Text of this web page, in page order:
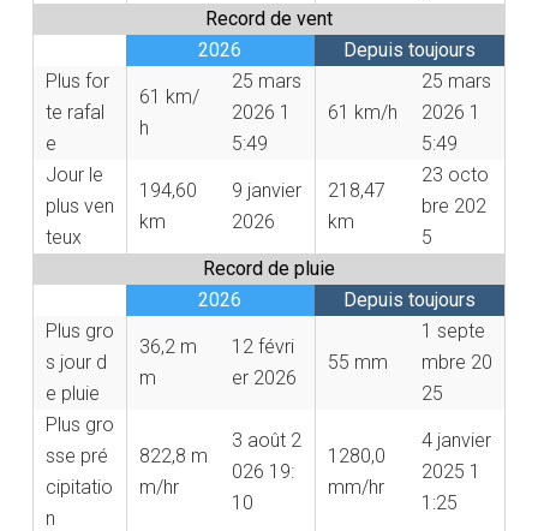
Record de vent
2026
Depuis toujours
Plus for
te rafal
e
61 km/
h
25 mars
2026 1
5:49
61 km/h
25 mars
2026 1
5:49
Jour le
plus ven
teux
194,60
km
9 janvier
2026
218,47
km
23 octo
bre 202
5
Record de pluie
2026
Depuis toujours
Plus gro
s jour d
e pluie
36,2 m
m
12 févri
er 2026
55 mm
1 septe
mbre 20
25
Plus gro
sse pré
cipitatio
n
822,8 m
m/hr
3 août 2
026 19:
10
1280,0
mm/hr
4 janvier
2025 1
1:25